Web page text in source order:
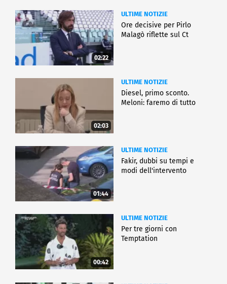
02:22
ULTIME NOTIZIE
Ore decisive per Pirlo
Malagò riflette sul Ct
02:03
ULTIME NOTIZIE
Diesel, primo sconto.
Meloni: faremo di tutto
01:44
ULTIME NOTIZIE
Fakir, dubbi su tempi e
modi dell'intervento
00:42
ULTIME NOTIZIE
Per tre giorni con
Temptation